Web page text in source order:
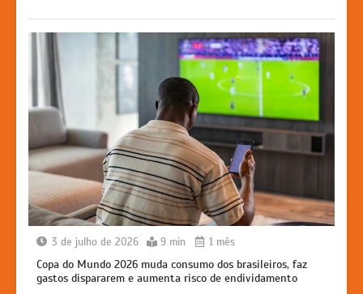
k
er
3 de julho de 2026 9 min 1 mês
Copa do Mundo 2026 muda consumo dos brasileiros, faz
gastos dispararem e aumenta risco de endividamento